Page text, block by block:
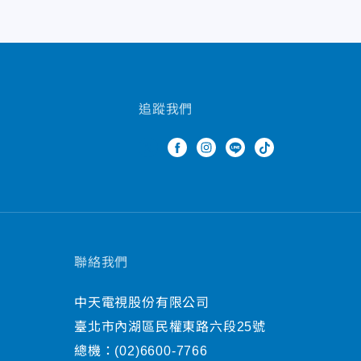
追蹤我們
聯絡我們
中天電視股份有限公司
臺北市內湖區民權東路六段25號
總機： (02)6600-7766